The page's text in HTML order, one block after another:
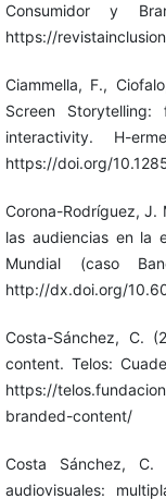
Consumidor y
https://
Ciammella, F.,
Screen
interactivity. H-
https://doi.org/
Corona-Rodríguez, J.
las audiencias en la
Mundial (caso
http://dx.doi.org/
Costa-Sánchez, C.
content. Telos:
https://
branded-content/
Costa Sánchez, C.
audiovisuales: